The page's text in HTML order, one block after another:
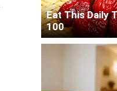
Eat This Daily
100